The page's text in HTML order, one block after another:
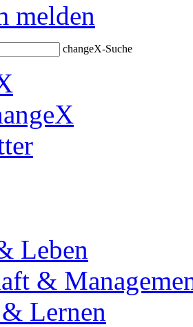
melden
changeX-Suche
Leben
&
Lernen